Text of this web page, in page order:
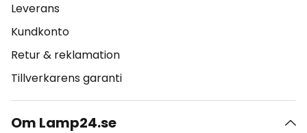
Leverans
Kundkonto
Retur & reklamation
Tillverkarens garanti
Om Lamp24.se